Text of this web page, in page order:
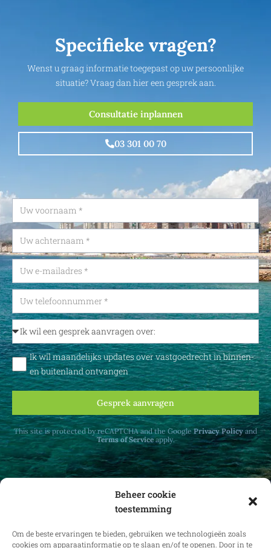
Beheer cookie
toestemming
Om de beste ervaringen te bieden, gebruiken we technologieën zoals
cookies om apparaatinformatie op te slaan en/of te openen. Door in te
Specifieke vragen?
Wenst u graag informatie toegepast op uw persoonlijke
situatie? Vraag dan hier een gesprek aan.
Consultatie inplannen
03 301 00 70
Ik wil maandelijks updates over vastgoedrecht in binnen-
en buitenland ontvangen
Gesprek aanvragen
This site is protected by reCAPTCHA and the GooglePrivacy Policyand
Terms of Serviceapply.
Ontvang maandelijks updates over
vastgoedrecht in binnen- en buitenland.